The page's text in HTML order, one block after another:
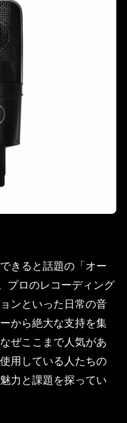
きると話題の「オー
プロのレコーディング
ンといった日常の音
から絶大な支持を集
ぜここまで人気があ
用している人たちの
力と課題を探ってい